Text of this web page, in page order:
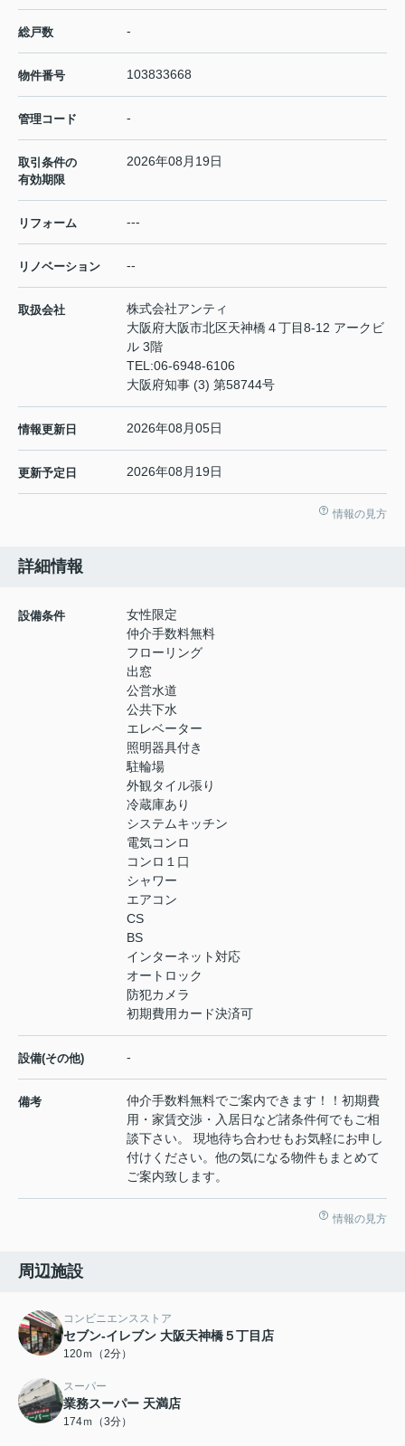
総戸数 -
物件番号 103833668
管理コード -
取引条件の
有効期限
2026年08月19日
リフォーム ---
リノベーション --
取扱会社
株式会社アンティ
大阪府大阪市北区天神橋４丁目8-12 アークビ
ル 3階
TEL:06-6948-6106
大阪府知事 (3) 第58744号
情報更新日 2026年08月05日
更新予定日 2026年08月19日
情報の見方
詳細情報
設備条件
女性限定
仲介手数料無料
フローリング
出窓
公営水道
公共下水
エレベーター
照明器具付き
駐輪場
外観タイル張り
冷蔵庫あり
システムキッチン
電気コンロ
コンロ１口
シャワー
エアコン
CS
BS
インターネット対応
オートロック
防犯カメラ
初期費用カード決済可
設備(その他) -
備考
仲介手数料無料でご案内できます！！初期費
用・家賃交渉・入居日など諸条件何でもご相
談下さい。 現地待ち合わせもお気軽にお申し
付けください。他の気になる物件もまとめて
ご案内致します。
情報の見方
周辺施設
コンビニエンスストア
セブン-イレブン 大阪天神橋５丁目店
120ｍ（2分）
スーパー
業務スーパー 天満店
174ｍ（3分）